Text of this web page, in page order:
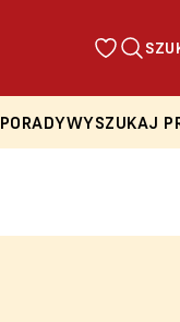
PORADYWYSZUKAJ